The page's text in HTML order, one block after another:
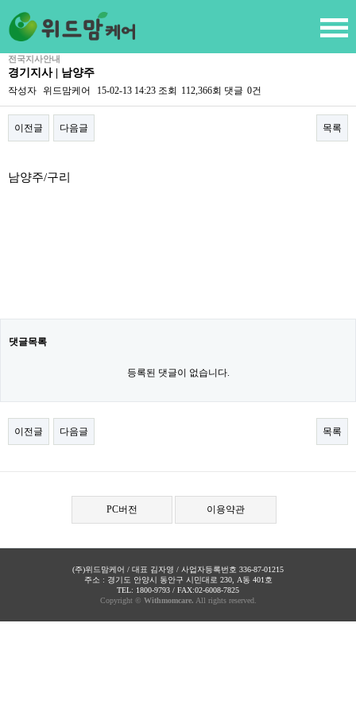
전국지사안내
경기지사 | 남양주
작성자 위드맘케어 15-02-13 14:23 조회 112,366회 댓글 0건
이전글 다음글 목록
남양주/구리
댓글목록
등록된 댓글이 없습니다.
이전글 다음글 목록
PC버전 이용약관
(주)위드맘케어 / 대표 김자영 / 사업자등록번호 336-87-01215
주소 : 경기도 안양시 동안구 시민대로 230, A동 401호
TEL: 1800-9793 / FAX:02-6008-7825
Copyright © Withmomcare. All rights reserved.